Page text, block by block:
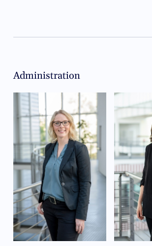
Administration